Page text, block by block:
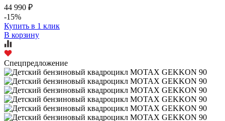
44 990 ₽
-15%
Купить в 1 клик
В корзину
Спецпредложение